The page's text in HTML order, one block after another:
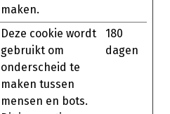
maken.
Deze cookie wordt
gebruikt om
onderscheid te
maken tussen
mensen en bots.
180
dagen